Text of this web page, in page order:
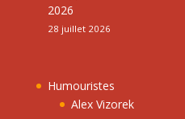
2026
28 juillet 2026
Humouristes
Alex Vizorek